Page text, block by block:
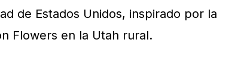
de Estados Unidos, inspirado por la
Flowers en la Utah rural.